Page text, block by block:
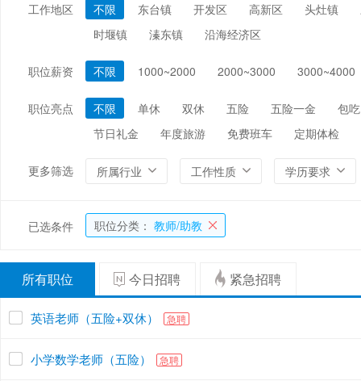
工作地区 不限 东台镇 开发区 高新区 头灶镇
时堰镇
溱东镇 沿海经济区
职位薪资 不限 1000~2000 2000~3000 3000~4000
职位亮点 不限 单休 双休 五险 五险一金
包吃
节日礼金
年度旅游 免费班车 定期体检
更多筛选 所属行业 工作性质 学历要求
已选条件 职位分类： 教师/助教
所有职位 今日招聘 紧急招聘
英语老师（五险+双休） 急聘
小学数学老师（五险） 急聘